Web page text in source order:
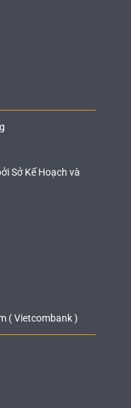
Sở Kế Hoạch và
( Vietcombank )